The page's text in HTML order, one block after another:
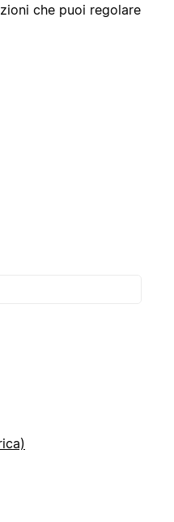
che puoi regolare